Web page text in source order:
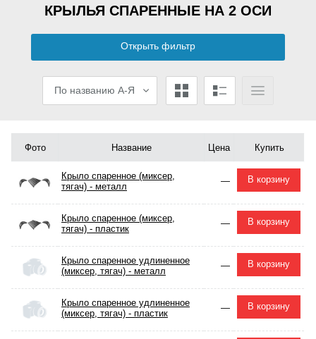
КРЫЛЬЯ СПАРЕННЫЕ НА 2 ОСИ
Открыть фильтр
По названию А-Я
Фото Название Цена Купить
Крыло спаренное (миксер,
тягач) - металл
— В корзину
Крыло спаренное (миксер,
тягач) - пластик
— В корзину
Крыло спаренное удлиненное
(миксер, тягач) - металл
— В корзину
Крыло спаренное удлиненное
(миксер, тягач) - пластик
— В корзину